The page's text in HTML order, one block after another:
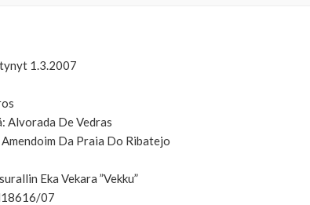
1.3.2007
Alvorada De Vedras
Amendoim Da Praia Do Ribatejo
Eka Vekara ”Vekku”
07